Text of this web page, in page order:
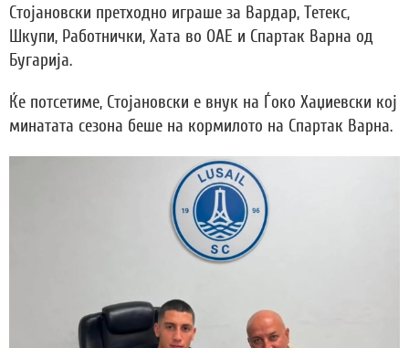
Стојановски претходно играше за Вардар, Тетекс,
Шкупи, Работнички, Хата во ОАЕ и Спартак Варна од
Бугарија.
Ќе потсетиме, Стојановски е внук на Ѓоко Хаџиевски кој
минатата сезона беше на кормилото на Спартак Варна.